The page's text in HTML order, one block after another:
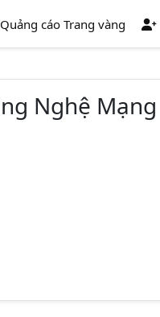
Quảng cáo Trang vàng
Nghệ